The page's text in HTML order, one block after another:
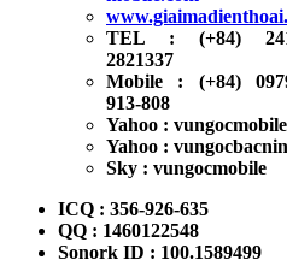
TEL : (+84)
2821337
Mobile : (+84)
913-808
Yahoo : vungocmobile
Yahoo :
Sky : vungocmobile
ICQ : 356-926-635
QQ : 1460122548
Sonork ID : 100.1589499